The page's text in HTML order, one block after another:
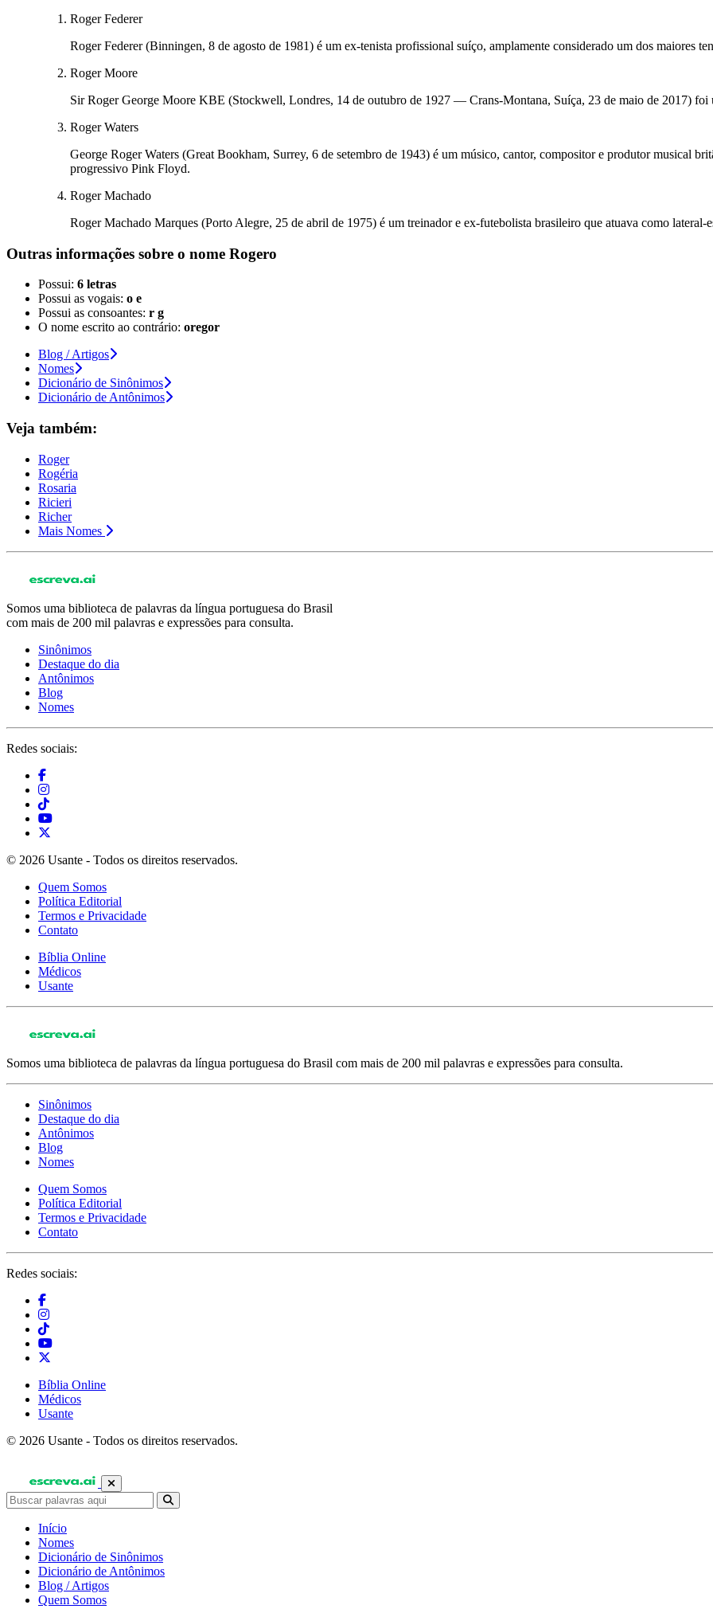
Roger Federer
Roger Federer (Binningen, 8 de agosto de 1981) é um ex-tenista profissional suíço, amplamente considerado um dos maiores
Roger Moore
Sir Roger George Moore KBE (Stockwell, Londres, 14 de outubro de 1927 — Crans-Montana, Suíça, 23 de maio de 2017) foi
Roger Waters
George Roger Waters (Great Bookham, Surrey, 6 de setembro de 1943) é um músico, cantor, compositor e produtor musical
progressivo Pink Floyd.
Roger Machado
Roger Machado Marques (Porto Alegre, 25 de abril de 1975) é um treinador e ex-futebolista brasileiro que atuava como lateral-
Outras informações sobre o nome Rogero
Possui: 6 letras
Possui as vogais: o e
Possui as consoantes: r g
O nome escrito ao contrário: oregor
Blog / Artigos
Nomes
Dicionário de Sinônimos
Dicionário de Antônimos
Veja também:
Roger
Rogéria
Rosaria
Ricieri
Richer
Mais Nomes
Somos uma biblioteca de palavras da língua portuguesa do Brasil
com mais de 200 mil palavras e expressões para consulta.
Sinônimos
Destaque do dia
Antônimos
Blog
Nomes
Redes sociais:
© 2026 Usante - Todos os direitos reservados.
Quem Somos
Política Editorial
Termos e Privacidade
Contato
Bíblia Online
Médicos
Usante
Somos uma biblioteca de palavras da língua portuguesa do Brasil com mais de 200 mil palavras e expressões para consulta.
Sinônimos
Destaque do dia
Antônimos
Blog
Nomes
Quem Somos
Política Editorial
Termos e Privacidade
Contato
Redes sociais:
Bíblia Online
Médicos
Usante
© 2026 Usante - Todos os direitos reservados.
Início
Nomes
Dicionário de Sinônimos
Dicionário de Antônimos
Blog / Artigos
Quem Somos